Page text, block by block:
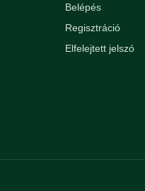
Belépés
Regisztráció
Elfelejtett jelszó